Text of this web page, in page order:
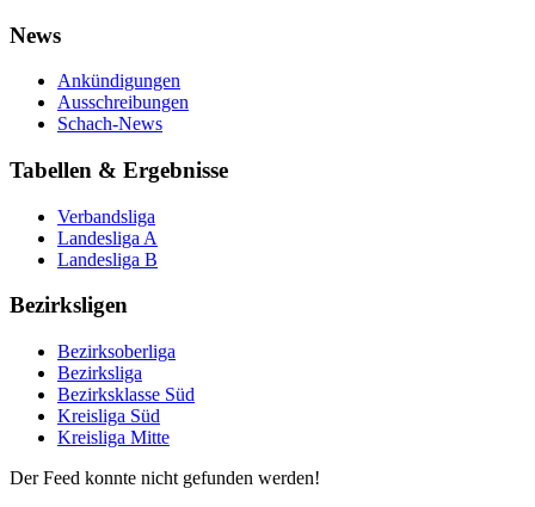
News
Ankündigungen
Ausschreibungen
Schach-News
Tabellen & Ergebnisse
Verbandsliga
Landesliga A
Landesliga B
Bezirksligen
Bezirksoberliga
Bezirksliga
Bezirksklasse Süd
Kreisliga Süd
Kreisliga Mitte
Der Feed konnte nicht gefunden werden!